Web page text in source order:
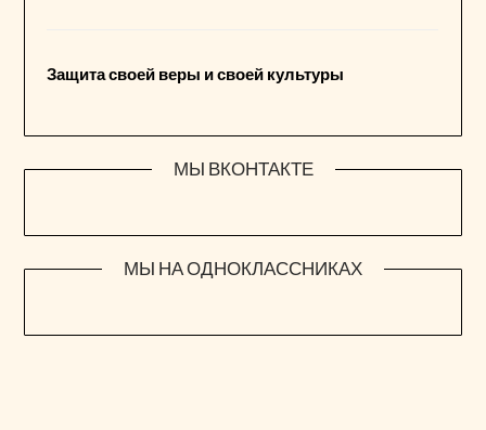
Защита своей веры и своей культуры
МЫ ВКОНТАКТЕ
МЫ НА ОДНОКЛАССНИКАХ